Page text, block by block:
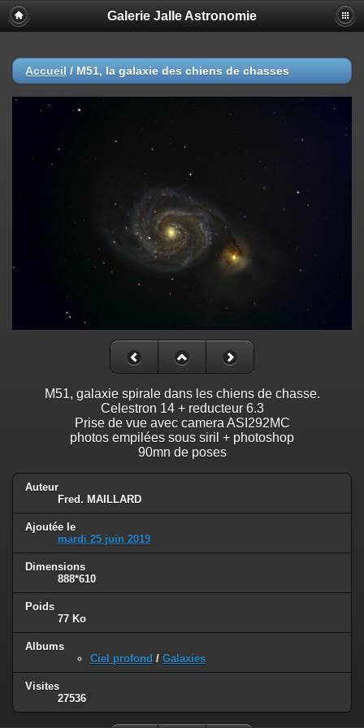
Galerie Jalle Astronomie
Accueil / M51, la galaxie des chiens de chasses
M51, galaxie spirale dans les chiens de chasse.
Celestron 14 + reducteur 6.3
Prise de vue avec camera ASI292MC
photos empilées sous siril + photoshop
90mn de poses
Auteur
Fred. MAILLARD
Ajoutée le
mardi 25 juin 2019
Dimensions
888*610
Poids
77 Ko
Albums
Ciel profond / Galaxies
Visites
27536